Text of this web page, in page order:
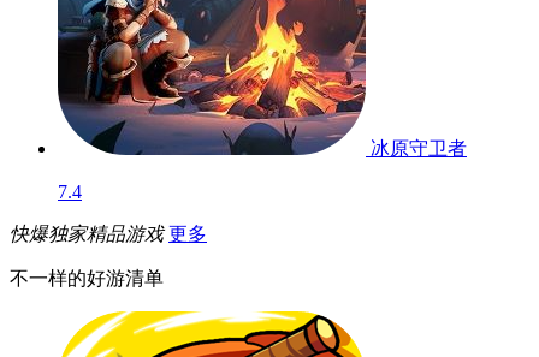
冰原守卫者
7.4
快爆独家精品游戏 更多
不一样的好游清单